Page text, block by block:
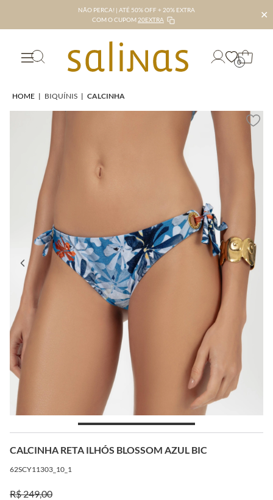
NÃO PERCA! | ATÉ 50% OFF + 20% EXTRA
COM O CUPOM 20EXTRA ✕
0
HOME | BIQUÍNIS | CALCINHA
CALCINHA RETA ILHÓS BLOSSOM AZUL BIC
62SCY11303_10_1
R$ 249,00